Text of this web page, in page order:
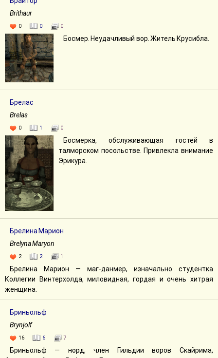
Brithaur
0 0 0
Босмер. Неудачливый вор. Житель Крусибла.
Брелас
Brelas
0 1 0
Босмерка, обслуживающая гостей в
талморском посольстве. Привлекла внимание
Эрикура.
Брелина Марион
Brelyna Maryon
2 2 1
Брелина Марион — маг-данмер, изначально студентка
Коллегии Винтерхолда, миловидная, гордая и очень хитрая
женщина.
Бриньольф
Brynjolf
16 6 7
Бриньольф — норд, член Гильдии воров Скайрима,